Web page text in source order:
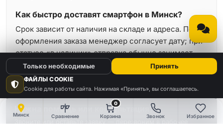
Минск Сравнение
0
Корзина Звонок Избранное
Как быстро доставят смартфон в Минск?
Срок зависит от наличия на складе и адреса. После
оформления заказа менеджер согласует дату; при
статусе «в наличии» отправка обычно занимает
минимальное время.
Нужна помощь или консультация?
ФАЙЛЫ COOKIE
Cookie для работы сайта. Нажимая «Принять», вы соглашаетесь.
Только необходимые Принять